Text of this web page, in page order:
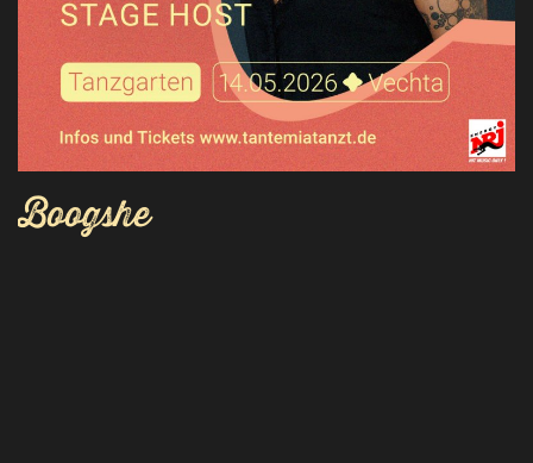
Boogshe